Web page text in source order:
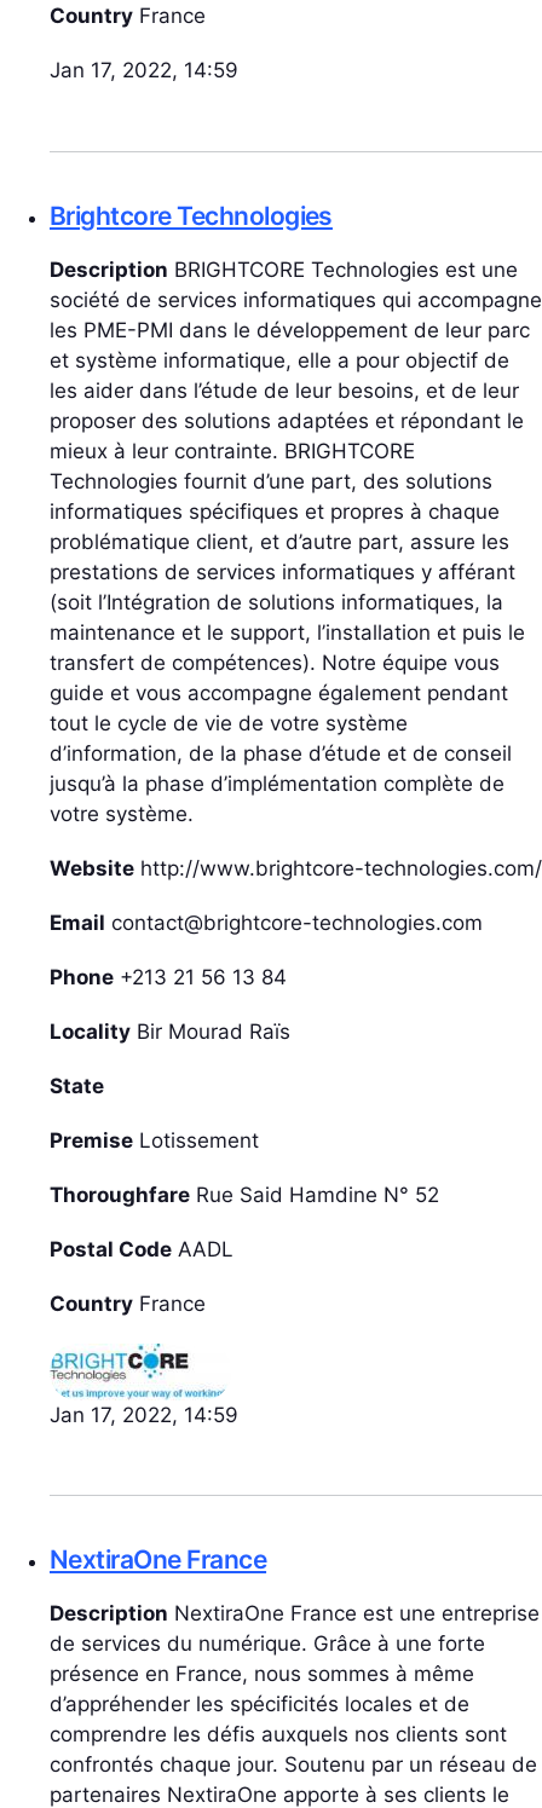
Country France
Jan 17, 2022, 14:59
Brightcore Technologies
Description BRIGHTCORE Technologies est une
société de services informatiques qui accompagne
les PME-PMI dans le développement de leur parc
et système informatique, elle a pour objectif de
les aider dans l’étude de leur besoins, et de leur
proposer des solutions adaptées et répondant le
mieux à leur contrainte. BRIGHTCORE
Technologies fournit d’une part, des solutions
informatiques spécifiques et propres à chaque
problématique client, et d’autre part, assure les
prestations de services informatiques y afférant
(soit l’Intégration de solutions informatiques, la
maintenance et le support, l’installation et puis le
transfert de compétences). Notre équipe vous
guide et vous accompagne également pendant
tout le cycle de vie de votre système
d’information, de la phase d’étude et de conseil
jusqu’à la phase d’implémentation complète de
votre système.
Website http://www.brightcore-technologies.com/
Email contact@brightcore-technologies.com
Phone +213 21 56 13 84
Locality Bir Mourad Raïs
State
Premise Lotissement
Thoroughfare Rue Said Hamdine N° 52
Postal Code AADL
Country France
Jan 17, 2022, 14:59
NextiraOne France
Description NextiraOne France est une entreprise
de services du numérique. Grâce à une forte
présence en France, nous sommes à même
d’appréhender les spécificités locales et de
comprendre les défis auxquels nos clients sont
confrontés chaque jour. Soutenu par un réseau de
partenaires NextiraOne apporte à ses clients le